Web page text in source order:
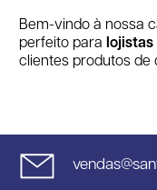
Bem-vindo à nossa
perfeito para lojistas
clientes produtos de
perfeita! Aqui, na
produtos, tudo que
demandas do seu
surpreenda-se com